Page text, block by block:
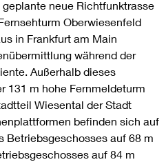
neue Richtfunktrasse
Oberwiesenfeld
in Frankfurt am Main
während der
Außerhalb dieses
131 m hohe Fernmeldeturm
Wiesental der Stadt
befinden sich auf
Betriebsgeschosses auf 68 m
auf 84 m